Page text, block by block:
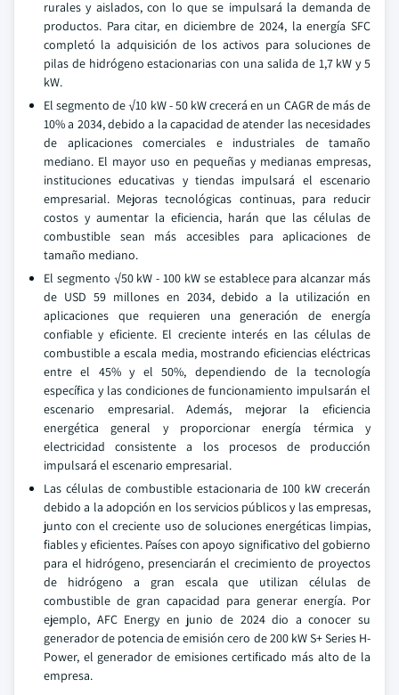
rurales y aislados, con lo que se impulsará la demanda de
productos. Para citar, en diciembre de 2024, la energía SFC
completó la adquisición de los activos para soluciones de
pilas de hidrógeno estacionarias con una salida de 1,7 kW y 5
kW.
El segmento de √10 kW - 50 kW crecerá en un CAGR de más de
10% a 2034, debido a la capacidad de atender las necesidades
de aplicaciones comerciales e industriales de tamaño
mediano. El mayor uso en pequeñas y medianas empresas,
instituciones educativas y tiendas impulsará el escenario
empresarial. Mejoras tecnológicas continuas, para reducir
costos y aumentar la eficiencia, harán que las células de
combustible sean más accesibles para aplicaciones de
tamaño mediano.
El segmento √50 kW - 100 kW se establece para alcanzar más
de USD 59 millones en 2034, debido a la utilización en
aplicaciones que requieren una generación de energía
confiable y eficiente. El creciente interés en las células de
combustible a escala media, mostrando eficiencias eléctricas
entre el 45% y el 50%, dependiendo de la tecnología
específica y las condiciones de funcionamiento impulsarán el
escenario empresarial. Además, mejorar la eficiencia
energética general y proporcionar energía térmica y
electricidad consistente a los procesos de producción
impulsará el escenario empresarial.
Las células de combustible estacionaria de 100 kW crecerán
debido a la adopción en los servicios públicos y las empresas,
junto con el creciente uso de soluciones energéticas limpias,
fiables y eficientes. Países con apoyo significativo del gobierno
para el hidrógeno, presenciarán el crecimiento de proyectos
de hidrógeno a gran escala que utilizan células de
combustible de gran capacidad para generar energía. Por
ejemplo, AFC Energy en junio de 2024 dio a conocer su
generador de potencia de emisión cero de 200 kW S+ Series H-
Power, el generador de emisiones certificado más alto de la
empresa.